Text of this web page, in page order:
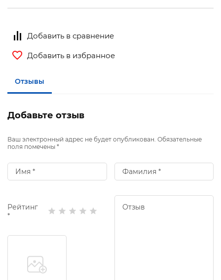
Добавить в сравнение
Добавить в избранное
Отзывы
Добавьте отзыв
Ваш электронный адрес не будет опубликован. Обязательные
поля помечены *
Рейтинг
*